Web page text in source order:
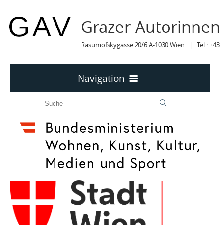
Grazer
Rasumofskygasse 20/6 A-1030 Wien | Tel.:
Navigation
MITTEILUNGEN
MITTEILUNGEN Archiv
TERMINE
TERMINE sortiert
LYRIK IM MÄRZ
MITGLIEDER